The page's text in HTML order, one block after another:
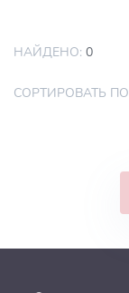
НАЙДЕНО: 0
СОРТИРОВАТЬ ПО